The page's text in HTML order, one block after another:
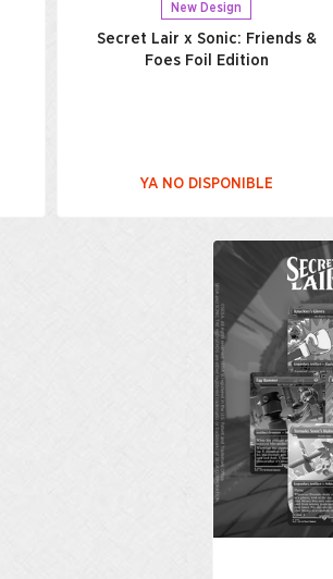
New Design
Secret Lair x Sonic: Friends &
Foes Foil Edition
YA NO DISPONIBLE